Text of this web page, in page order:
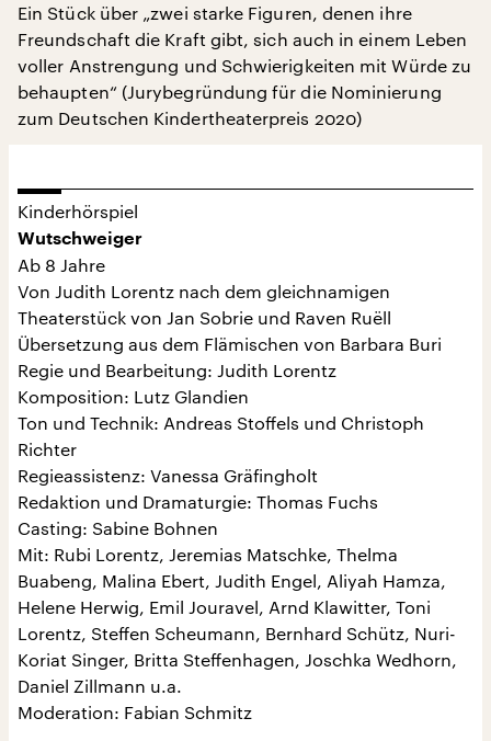
Ein Stück über „zwei starke Figuren, denen ihre
Freundschaft die Kraft gibt, sich auch in einem Leben
voller Anstrengung und Schwierigkeiten mit Würde zu
behaupten“ (Jurybegründung für die Nominierung
zum Deutschen Kindertheaterpreis 2020)
Kinderhörspiel
Wutschweiger
Ab 8 Jahre
Von Judith Lorentz nach dem gleichnamigen
Theaterstück von Jan Sobrie und Raven Ruëll
Übersetzung aus dem Flämischen von Barbara Buri
Regie und Bearbeitung: Judith Lorentz
Komposition: Lutz Glandien
Ton und Technik: Andreas Stoffels und Christoph
Richter
Regieassistenz: Vanessa Gräfingholt
Redaktion und Dramaturgie: Thomas Fuchs
Casting: Sabine Bohnen
Mit: Rubi Lorentz, Jeremias Matschke, Thelma
Buabeng, Malina Ebert, Judith Engel, Aliyah Hamza,
Helene Herwig, Emil Jouravel, Arnd Klawitter, Toni
Lorentz, Steffen Scheumann, Bernhard Schütz, Nuri-
Koriat Singer, Britta Steffenhagen, Joschka Wedhorn,
Daniel Zillmann u.a.
Moderation: Fabian Schmitz